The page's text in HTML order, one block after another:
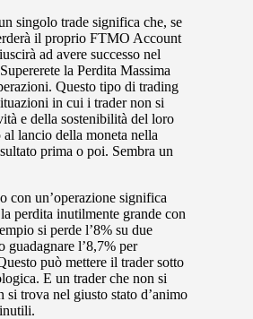
singolo trade significa che, se
il proprio FTMO Account
ad avere successo nel
la Perdita Massima
Questo tipo di trading
in cui i trader non si
e della sostenibilità del loro
lancio della moneta nella
prima o poi. Sembra un
con un’operazione significa
perdita inutilmente grande con
si perde l’8% su due
guadagnare l’8,7% per
può mettere il trader sotto
E un trader che non si
si trova nel giusto stato d’animo